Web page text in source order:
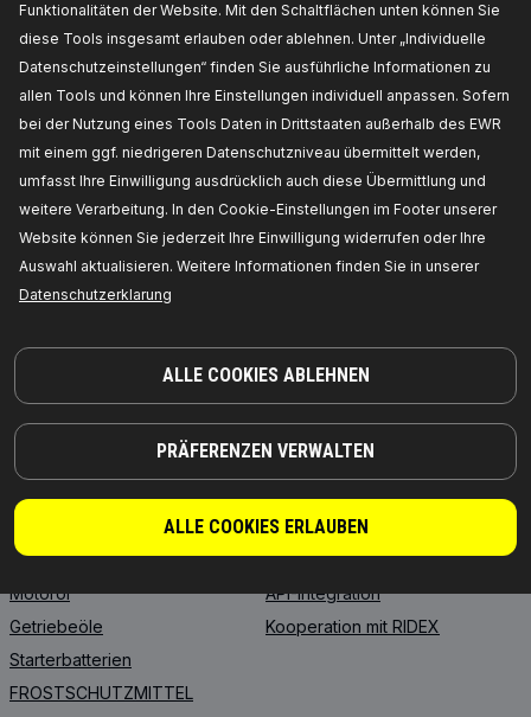
Funktionalitäten der Website. Mit den Schaltflächen unten können Sie
diese Tools insgesamt erlauben oder ablehnen. Unter „Individuelle
Datenschutzeinstellungen“ finden Sie ausführliche Informationen zu
allen Tools und können Ihre Einstellungen individuell anpassen. Sofern
bei der Nutzung eines Tools Daten in Drittstaaten außerhalb des EWR
mit einem ggf. niedrigeren Datenschutzniveau übermittelt werden,
umfasst Ihre Einwilligung ausdrücklich auch diese Übermittlung und
weitere Verarbeitung. In den Cookie-Einstellungen im Footer unserer
Website können Sie jederzeit Ihre Einwilligung widerrufen oder Ihre
Auswahl aktualisieren. Weitere Informationen finden Sie in unserer
Datenschutzerklarung
ALLE COOKIES ABLEHNEN
PRÄFERENZEN VERWALTEN
ALLE COOKIES ERLAUBEN
TEILE, AUF DIE SIE SICH VERLASSEN KÖNNEN
© 2026 | RIDEX GMBH
PRODUKTE
RIDEX REMAN
Motoröl
Getriebeöle
Starterbatterien
FROSTSCHUTZMITTEL
PARTNERSCHAFT
Händler
Wo Sie kaufen können
FAQ
API-Integration
Kooperation mit RIDEX